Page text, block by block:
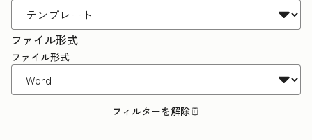
ファイル形式
ファイル形式
フィルターを解除